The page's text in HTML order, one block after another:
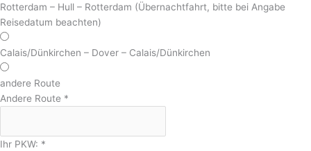
Rotterdam – Hull – Rotterdam (Übernachtfahrt, bitte bei Angabe
Reisedatum beachten)
Calais/Dünkirchen – Dover – Calais/Dünkirchen
andere Route
Andere Route *
Ihr PKW: *